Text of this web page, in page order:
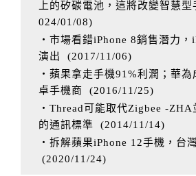
上的矽碳電池，這將改變智慧型
024/01/08)
‧市場看錯iPhone 8銷售潛力，
演出
(2017/11/06)
‧蘋果拿走手機91%利潤；華為
卓手機商
(2016/11/25)
‧Thread可能取代Zigbee -ZHA
的通訊標準 (2014/11/14)
‧拆解蘋果iPhone 12手機，台
(2020/11/24)